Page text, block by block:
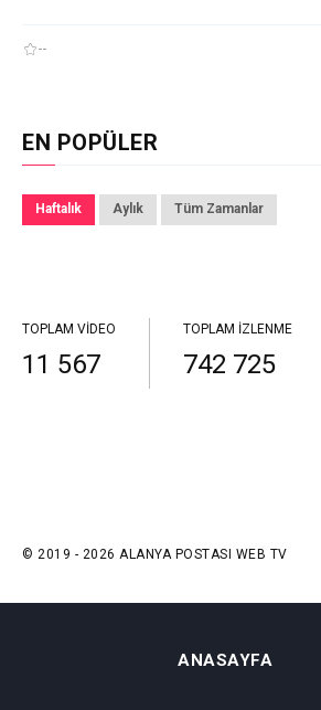
--
EN POPÜLER
Haftalık Aylık Tüm Zamanlar
TOPLAM VIDEO
11 567
TOPLAM İZLENME
742 725
© 2019 - 2026 ALANYA POSTASI WEB TV
ANASAYFA